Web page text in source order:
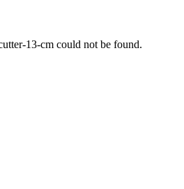
13-cm could not be found.